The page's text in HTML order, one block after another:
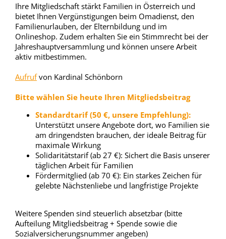
Ihre Mitgliedschaft stärkt Familien in Österreich und
bietet Ihnen Vergünstigungen beim Omadienst, den
Familienurlauben, der Elternbildung und im
Onlineshop. Zudem erhalten Sie ein Stimmrecht bei der
Jahreshauptversammlung und können unsere Arbeit
aktiv mitbestimmen.
Aufrufvon Kardinal Schönborn
Bitte wählen Sie heute Ihren Mitgliedsbeitrag
Standardtarif (50 €, unsere Empfehlung):
Unterstützt unsere Angebote dort, wo Familien sie
am dringendsten brauchen, der ideale Beitrag für
maximale Wirkung
Solidaritätstarif (ab 27 €): Sichert die Basis unserer
täglichen Arbeit für Familien
Fördermitglied (ab 70 €): Ein starkes Zeichen für
gelebte Nächstenliebe und langfristige Projekte
Weitere Spenden sind steuerlich absetzbar (bitte
Aufteilung Mitgliedsbeitrag + Spende sowie die
Sozialversicherungsnummer angeben)